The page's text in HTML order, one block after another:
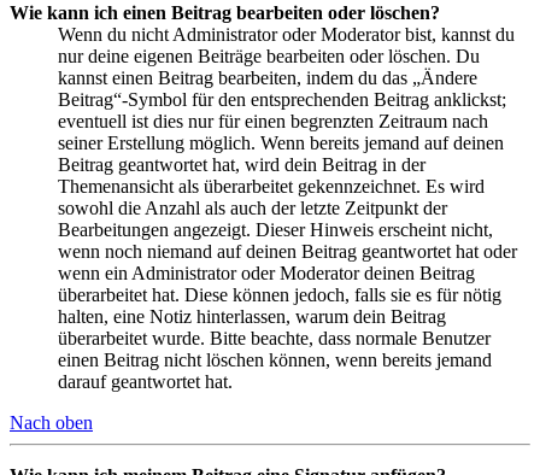
Wie kann ich einen Beitrag bearbeiten oder löschen?
Wenn du nicht Administrator oder Moderator bist, kannst du
nur deine eigenen Beiträge bearbeiten oder löschen. Du
kannst einen Beitrag bearbeiten, indem du das „Ändere
Beitrag“-Symbol für den entsprechenden Beitrag anklickst;
eventuell ist dies nur für einen begrenzten Zeitraum nach
seiner Erstellung möglich. Wenn bereits jemand auf deinen
Beitrag geantwortet hat, wird dein Beitrag in der
Themenansicht als überarbeitet gekennzeichnet. Es wird
sowohl die Anzahl als auch der letzte Zeitpunkt der
Bearbeitungen angezeigt. Dieser Hinweis erscheint nicht,
wenn noch niemand auf deinen Beitrag geantwortet hat oder
wenn ein Administrator oder Moderator deinen Beitrag
überarbeitet hat. Diese können jedoch, falls sie es für nötig
halten, eine Notiz hinterlassen, warum dein Beitrag
überarbeitet wurde. Bitte beachte, dass normale Benutzer
einen Beitrag nicht löschen können, wenn bereits jemand
darauf geantwortet hat.
Nach oben